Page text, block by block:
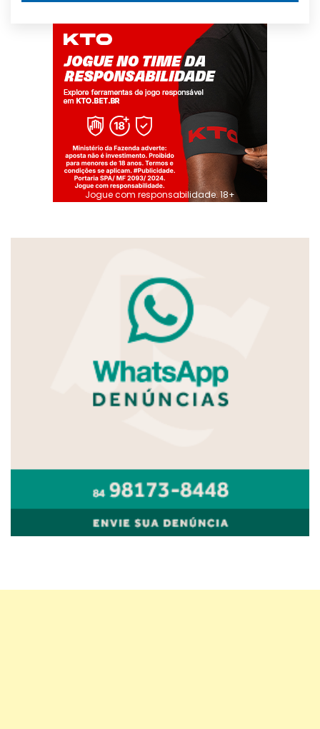
Jogue com responsabilidade. 18+